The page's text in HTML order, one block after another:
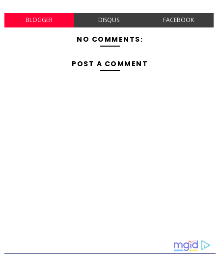
BLOGGER DISQUS FACEBOOK
NO COMMENTS:
POST A COMMENT